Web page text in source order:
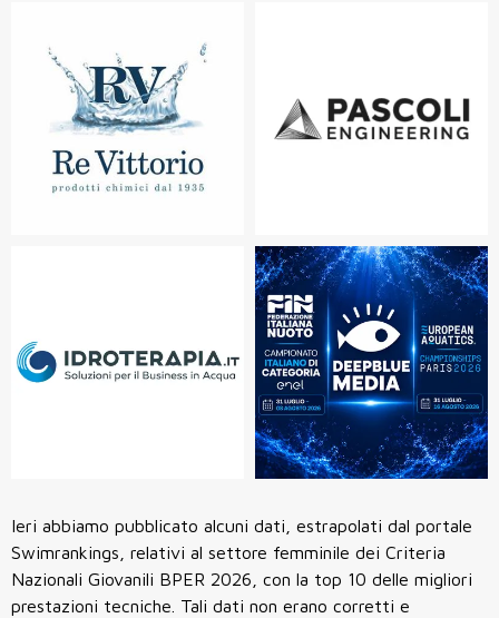
Ieri abbiamo pubblicato alcuni dati, estrapolati dal portale
Swimrankings, relativi al settore femminile dei Criteria
Nazionali Giovanili BPER 2026, con la top 10 delle migliori
prestazioni tecniche. Tali dati non erano corretti e